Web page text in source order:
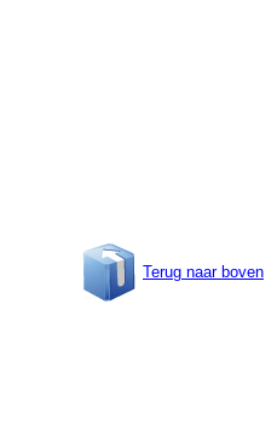
Terug naar boven